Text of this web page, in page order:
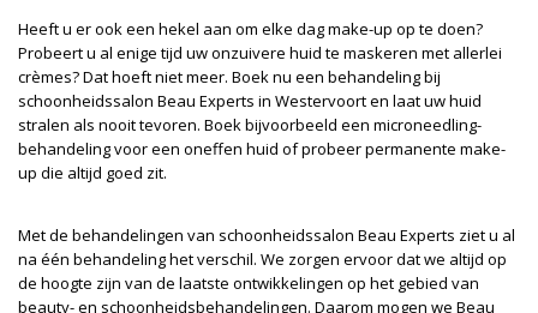
Heeft u er ook een hekel aan om elke dag make-up op te doen?
Probeert u al enige tijd uw onzuivere huid te maskeren met allerlei
crèmes? Dat hoeft niet meer. Boek nu een behandeling bij
schoonheidssalon Beau Experts in Westervoort en laat uw huid
stralen als nooit tevoren. Boek bijvoorbeeld een microneedling-
behandeling voor een oneffen huid of probeer permanente make-
up die altijd goed zit.
Met de behandelingen van schoonheidssalon Beau Experts ziet u al
na één behandeling het verschil. We zorgen ervoor dat we altijd op
de hoogte zijn van de laatste ontwikkelingen op het gebied van
beauty- en schoonheidsbehandelingen. Daarom mogen we Beau